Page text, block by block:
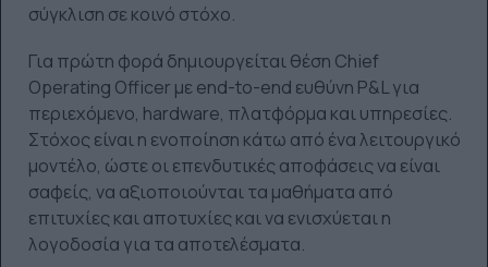
σύγκλιση σε κοινό στόχο.
Για πρώτη φορά δημιουργείται θέση Chief
Operating Officer με end-to-end ευθύνη P&L για
περιεχόμενο, hardware, πλατφόρμα και υπηρεσίες.
Στόχος είναι η ενοποίηση κάτω από ένα λειτουργικό
μοντέλο, ώστε οι επενδυτικές αποφάσεις να είναι
σαφείς, να αξιοποιούνται τα μαθήματα από
επιτυχίες και αποτυχίες και να ενισχύεται η
λογοδοσία για τα αποτελέσματα.